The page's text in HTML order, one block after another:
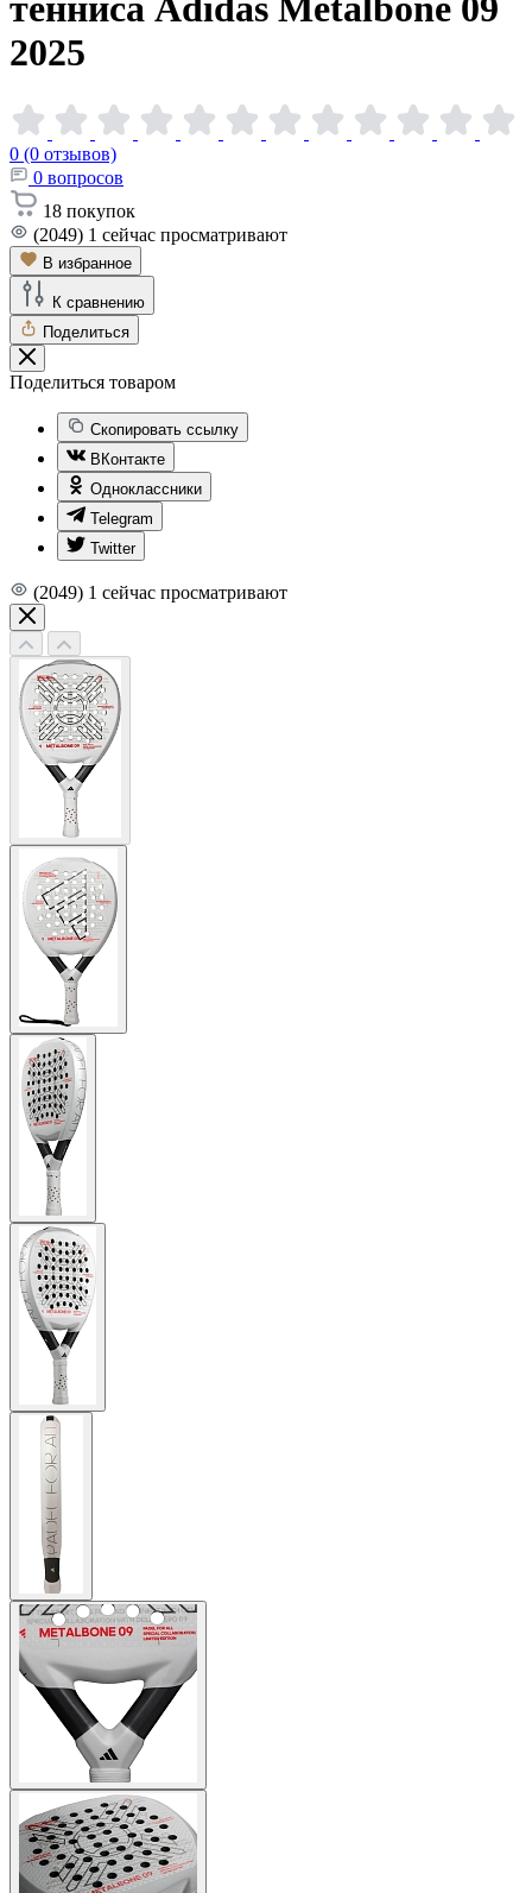
тенниса Adidas Metalbone 09
2025
0 (0 отзывов)
0 вопросов
18 покупок
(2049) 1 сейчас просматривают
В избранное
К сравнению
Поделиться
Поделиться товаром
Скопировать ссылку
ВКонтакте
Одноклассники
Telegram
Twitter
(2049) 1 сейчас просматривают